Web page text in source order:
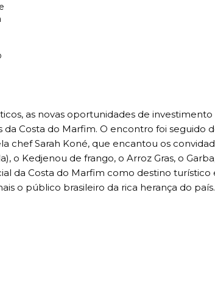
as novas oportunidades de investimento
Costa do Marfim. O encontro foi seguido
chef Sarah Koné, que encantou os
Kedjenou de frango, o Arroz Gras, o
da Costa do Marfim como destino turístico
o público brasileiro da rica herança do país.